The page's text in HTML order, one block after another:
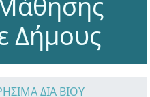
Δήμους
ΔΙΑ ΒΙΟΥ